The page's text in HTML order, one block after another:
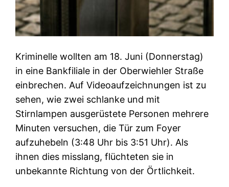
Kriminelle wollten am 18. Juni (Donnerstag)
in eine Bankfiliale in der Oberwiehler Straße
einbrechen. Auf Videoaufzeichnungen ist zu
sehen, wie zwei schlanke und mit
Stirnlampen ausgerüstete Personen mehrere
Minuten versuchen, die Tür zum Foyer
aufzuhebeln (3:48 Uhr bis 3:51 Uhr). Als
ihnen dies misslang, flüchteten sie in
unbekannte Richtung von der Örtlichkeit.